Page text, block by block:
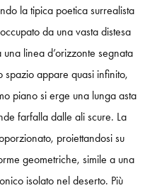
la tipica poetica surrealista
da una vasta distesa
linea d’orizzonte segnata
spazio appare quasi infinito,
piano si erge una lunga asta
farfalla dalle ali scure. La
proiettandosi su
geometriche, simile a una
isolato nel deserto. Più